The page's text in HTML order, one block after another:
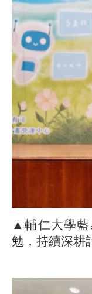
▲輔仁大學藍
勉，持續深耕